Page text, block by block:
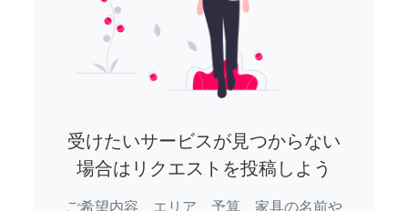
受けたいサービスが見つからない
場合はリクエストを投稿しよう
ご希望内容、エリア、予算、家具の名前や